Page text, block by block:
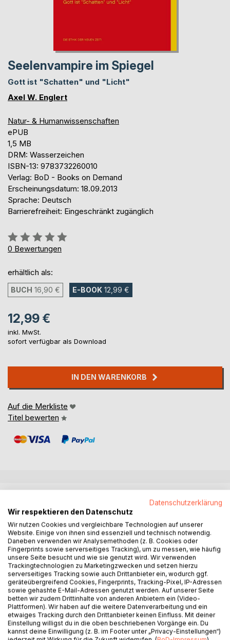
Seelenvampire im Spiegel
Gott ist "Schatten" und "Licht"
Axel W. Englert
Natur- & Humanwissenschaften
ePUB
1,5 MB
DRM: Wasserzeichen
ISBN-13: 9783732260010
Verlag: BoD - Books on Demand
Erscheinungsdatum: 18.09.2013
Sprache: Deutsch
Barrierefreiheit: Eingeschränkt zugänglich
Bewertung::
0%
0 Bewertungen
erhältlich als:
BUCH 16,90 € E-BOOK 12,99 €
12,99 €
inkl. MwSt.
sofort verfügbar als Download
IN DEN WARENKORB
Auf die Merkliste
Titel bewerten
In den vergangenen zweitausend Jahren sind wir intensiv
gelehrt worden, Gott sowie den Teufel, als personifiziertes
„Böses“ zu fürchten!
Aber ist es möglich, heute noch diese Haltung angesichts
des angeblich weltweiten immer größeren Ausbruchs des
„Bösen“ beizubehalten?
Gilt es nicht vielmehr zu erkennen, dass Gott in sich selbst
beide Seiten enthält, ein Ganzheitliches - ein „Geistgefäß“
darstellt, das alle Gegensätze umfasst!
Datenschutzerklärung
Wir respektieren den Datenschutz
Wir nutzen Cookies und vergleichbare Technologien auf unserer
Website. Einige von ihnen sind essenziell und technisch notwendig.
Daneben verwenden wir Analysemethoden (z. B. Cookies oder
Fingerprints sowie serverseitiges Tracking), um zu messen, wie häufig
unsere Seite besucht und wie sie genutzt wird. Wir verwenden
Trackingtechnologien zu Marketingzwecken und setzen hierzu
serverseitiges Tracking sowie auch Drittanbieter ein, wodurch ggf.
geräteübergreifend Cookies, Fingerprints, Tracking-Pixel, IP-Adressen
sowie gehashte E-Mail-Adressen genutzt werden. Auf unserer Seite
betten wir zudem Drittinhalte von anderen Anbietern ein (Video-
Plattformen). Wir haben auf die weitere Datenverarbeitung und ein
etwaiges Tracking durch den Drittanbieter keinen Einfluss. Mit deiner
Einstellung willigst du in die oben beschriebenen Vorgänge ein. Du
kannst deine Einwilligung (z. B. im Footer unter „Privacy-Einstellungen“)